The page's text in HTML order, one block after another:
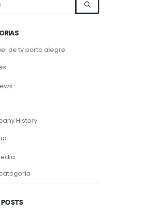
de tv porto alegre
History